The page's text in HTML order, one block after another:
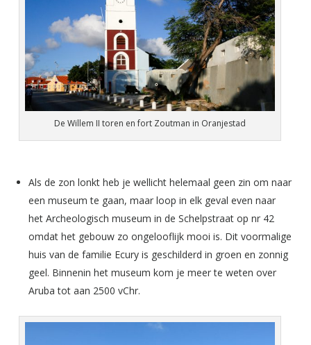
De Willem II toren en fort Zoutman in Oranjestad
Als de zon lonkt heb je wellicht helemaal geen zin om naar
een museum te gaan, maar loop in elk geval even naar
het Archeologisch museum in de Schelpstraat op nr 42
omdat het gebouw zo ongelooflijk mooi is. Dit voormalige
huis van de familie Ecury is geschilderd in groen en zonnig
geel. Binnenin het museum kom je meer te weten over
Aruba tot aan 2500 vChr.